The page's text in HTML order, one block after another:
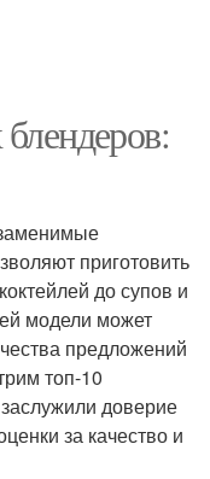
приготовить
до супов и
модели может
предложений
топ-10
доверие
за качество и